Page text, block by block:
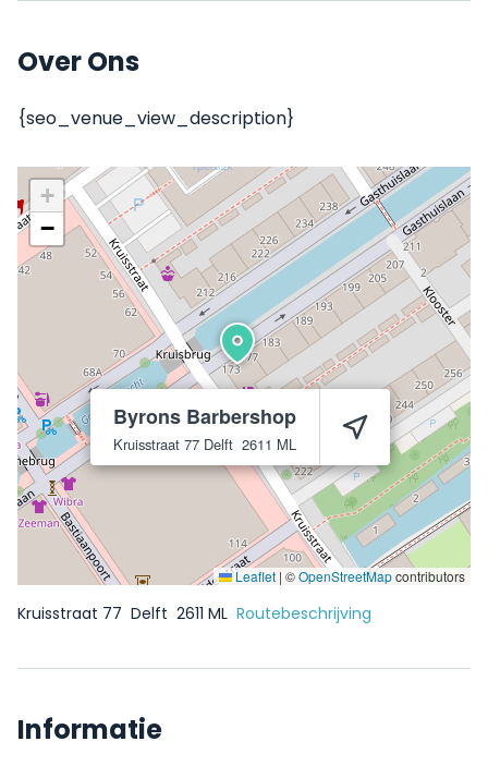
Over Ons
{seo_venue_view_description}
Byrons Barbershop
Kruisstraat 77 Delft 2611 ML
+
−
Leaflet | ©OpenStreetMapcontributors
Kruisstraat 77 Delft 2611 ML Routebeschrijving
Informatie